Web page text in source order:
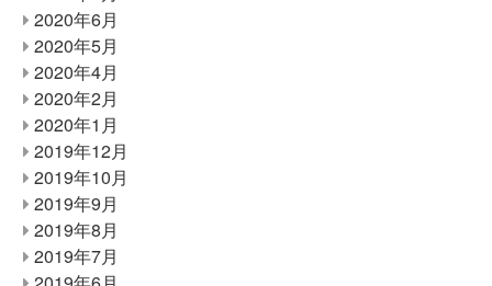
2020年6月
2020年5月
2020年4月
2020年2月
2020年1月
2019年12月
2019年10月
2019年9月
2019年8月
2019年7月